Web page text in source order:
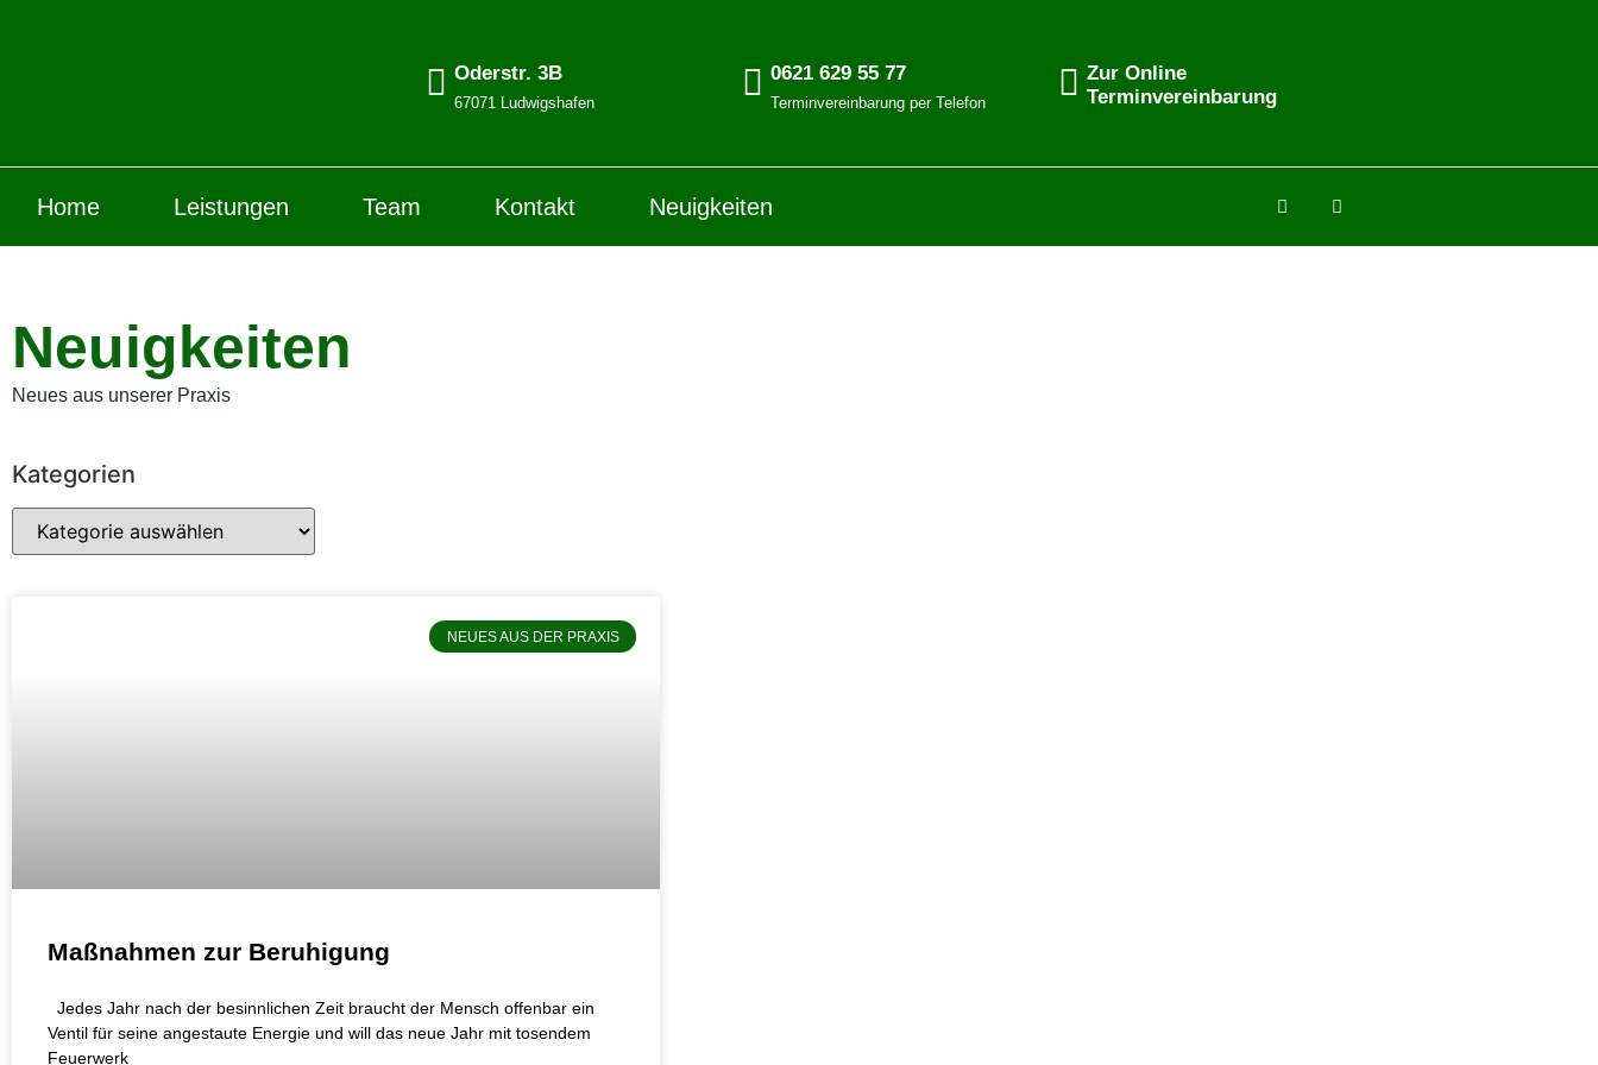
Oderstr. 3B
67071 Ludwigshafen
0621 629 55 77
Terminvereinbarung per Telefon
Zur Online
Terminvereinbarung
Home Leistungen Team Kontakt Neuigkeiten
Neuigkeiten
Neues aus unserer Praxis
Kategorien
NEUES AUS DER PRAXIS
Maßnahmen zur Beruhigung
Jedes Jahr nach der besinnlichen Zeit braucht der Mensch offenbar ein
Ventil für seine angestaute Energie und will das neue Jahr mit tosendem
Feuerwerk